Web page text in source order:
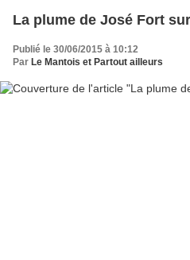
La plume de José Fort
Publié le 30/06/2015 à 10:12
Par Le Mantois et Partout ailleurs